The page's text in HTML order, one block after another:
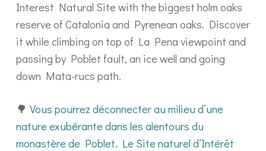
Interest Natural Site with the biggest holm oaks
reserve of Catalonia and Pyrenean oaks. Discover
it while climbing on top of La Pena viewpoint and
passing by Poblet fault, an ice well and going
down Mata-rucs path.
🌳 Vous pourrez déconnecter au milieu d’une
nature exubérante dans les alentours du
monastère de Poblet. Le Site naturel d’Intérêt